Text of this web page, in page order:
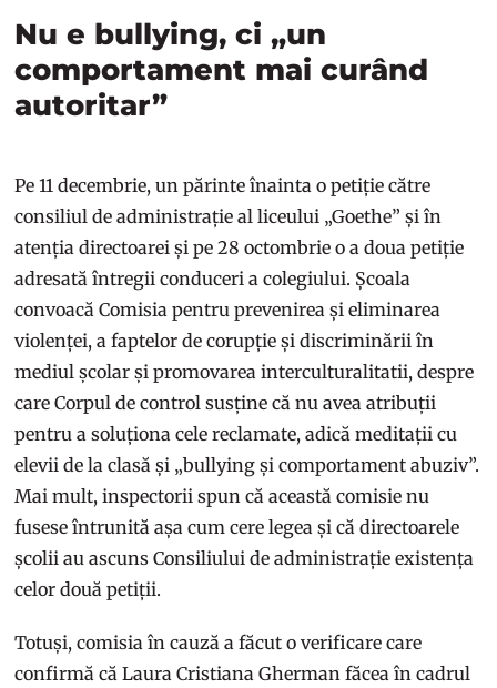
Nu e bullying, ci „un
comportament mai curând
autoritar”
Pe 11 decembrie, un părinte înainta o petiție către
consiliul de administrație al liceului „Goethe” și în
atenția directoarei și pe 28 octombrie o a doua petiție
adresată întregii conduceri a colegiului. Școala
convoacă Comisia pentru prevenirea și eliminarea
violenței, a faptelor de corupție și discriminării în
mediul școlar și promovarea interculturalitatii, despre
care Corpul de control susține că nu avea atribuții
pentru a soluționa cele reclamate, adică meditații cu
elevii de la clasă și „bullying și comportament abuziv”.
Mai mult, inspectorii spun că această comisie nu
fusese întrunită așa cum cere legea și că directoarele
școlii au ascuns Consiliului de administrație existența
celor două petiții.
Totuși, comisia în cauză a făcut o verificare care
confirmă că Laura Cristiana Gherman făcea în cadrul